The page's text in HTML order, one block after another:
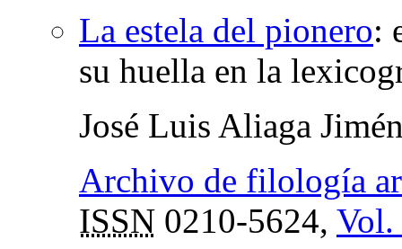
La estela del pionero:
su huella en la
José Luis Aliaga
Archivo de filología
ISSN 0210-5624, Vol.